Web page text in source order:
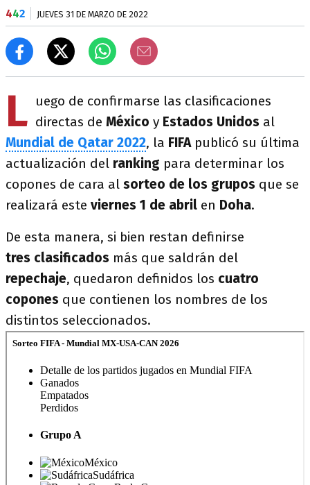
442 JUEVES 31 DE MARZO DE 2022
L uego de confirmarse las clasificaciones
directas de México y Estados Unidos al
Mundial de Qatar 2022, la FIFA publicó su última
actualización del ranking para determinar los
copones de cara al sorteo de los grupos que se
realizará este viernes 1 de abril en Doha.
De esta manera, si bien restan definirse
tres clasificados más que saldrán del
repechaje, quedaron definidos los cuatro
copones que contienen los nombres de los
distintos seleccionados.